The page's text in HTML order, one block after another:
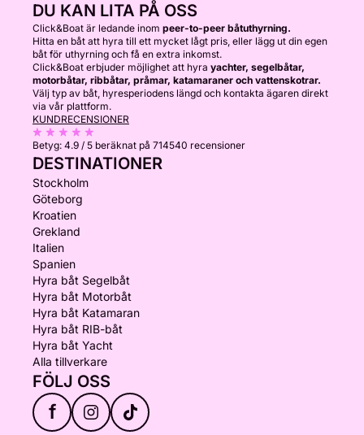
DU KAN LITA PÅ OSS
Click&Boat är ledande inom peer-to-peer båtuthyrning.
Hitta en båt att hyra till ett mycket lågt pris, eller lägg ut din egen
båt för uthyrning och få en extra inkomst.
Click&Boat erbjuder möjlighet att hyra yachter, segelbåtar,
motorbåtar, ribbåtar, pråmar, katamaraner och vattenskotrar.
Välj typ av båt, hyresperiodens längd och kontakta ägaren direkt
via vår plattform.
KUNDRECENSIONER
Betyg: 4.9 / 5 beräknat på 714540 recensioner
DESTINATIONER
Stockholm
Göteborg
Kroatien
Grekland
Italien
Spanien
Hyra båt Segelbåt
Hyra båt Motorbåt
Hyra båt Katamaran
Hyra båt RIB-båt
Hyra båt Yacht
Alla tillverkare
FÖLJ OSS
f